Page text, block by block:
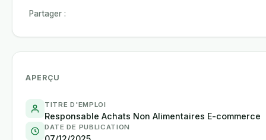
Partager :
APERÇU
TITRE D'EMPLOI
Responsable Achats Non Alimentaires E-commerce
DATE DE PUBLICATION